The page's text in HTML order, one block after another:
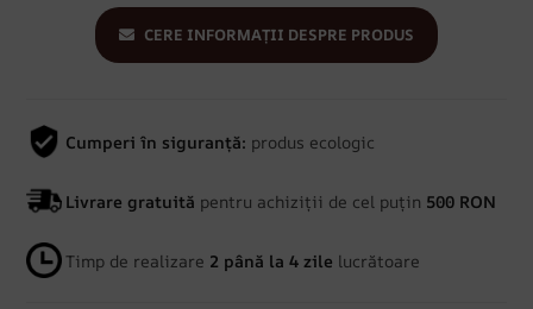
CERE INFORMAȚII DESPRE PRODUS
Cumperi în siguranță: produs ecologic
Livrare gratuită pentru achiziții de cel puțin 500 RON
Timp de realizare 2 până la 4 zile lucrătoare